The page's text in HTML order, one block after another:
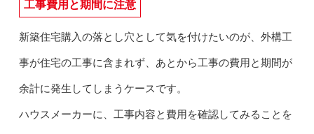
工事費用と期間に注意
新築住宅購入の落とし穴として気を付けたいのが、外構工
事が住宅の工事に含まれず、あとから工事の費用と期間が
余計に発生してしまうケースです。
ハウスメーカーに、工事内容と費用を確認してみることを